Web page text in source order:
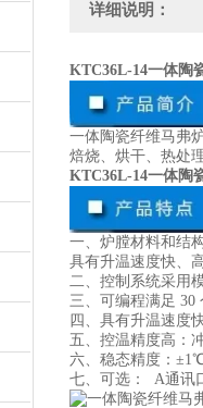
详细说明：
KTC36L-14一体陶
一体陶瓷纤维马弗
焙烧、烘干、热处
KTC36L-14一体陶
一、炉膛材料和结
具有升温速度快、
二、控制系统采用
三、可编程满足 30
四、具有升温速度
五、控温精度高：
六、稳态精度：
七、可选： A通